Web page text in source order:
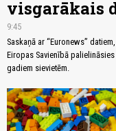
visgarākais
9:45
Saskaņā ar “Euronews”
Eiropas Savienībā
gadiem sievietēm.